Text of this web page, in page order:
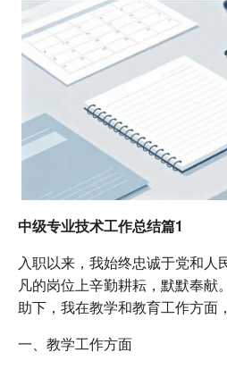
中级专业技术工作总结篇1
入职以来，我始终忠诚于党和人
凡的岗位上辛勤耕耘，默默奉献
助下，我在教学和教育工作方面
一、教学工作方面